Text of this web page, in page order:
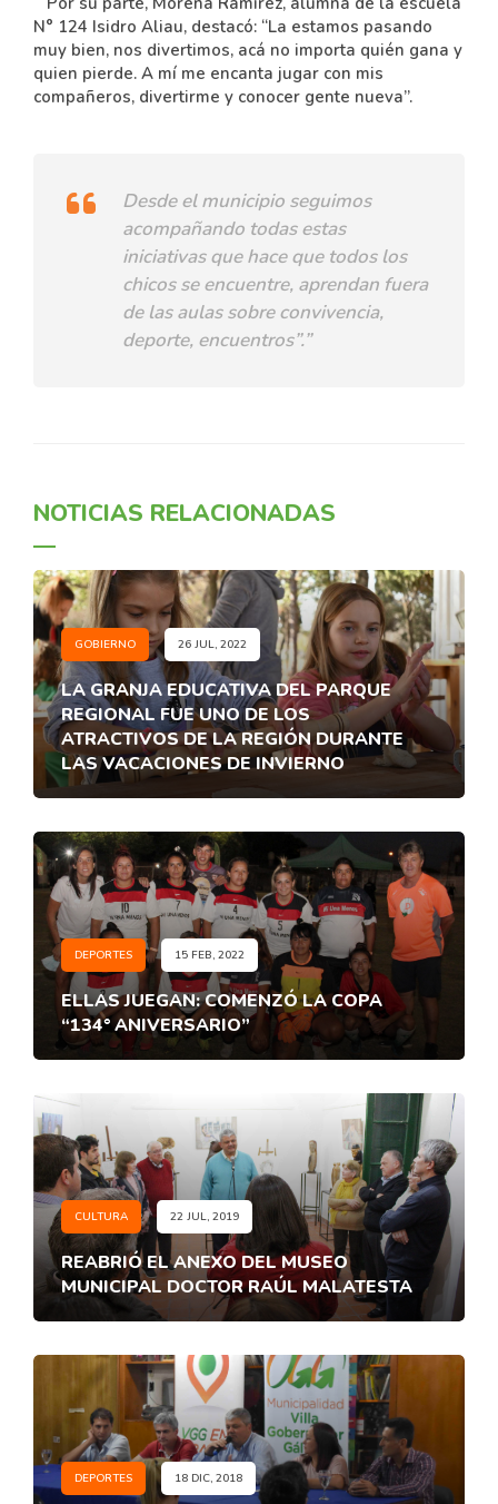
N° 124 Isidro Aliau, destacó: “La estamos pasando
muy bien, nos divertimos, acá no importa quién gana y
quien pierde. A mí me encanta jugar con mis
compañeros, divertirme y conocer gente nueva”.
Desde el municipio seguimos
acompañando todas estas
iniciativas que hace que todos los
chicos se encuentre, aprendan fuera
de las aulas sobre convivencia,
deporte, encuentros”.”
NOTICIAS RELACIONADAS
GOBIERNO 26 JUL, 2022
LA GRANJA EDUCATIVA DEL PARQUE
REGIONAL FUE UNO DE LOS
ATRACTIVOS DE LA REGIÓN DURANTE
LAS VACACIONES DE INVIERNO
DEPORTES 15 FEB, 2022
ELLAS JUEGAN: COMENZÓ LA COPA
“134° ANIVERSARIO”
CULTURA 22 JUL, 2019
REABRIÓ EL ANEXO DEL MUSEO
MUNICIPAL DOCTOR RAÚL MALATESTA
DEPORTES 18 DIC, 2018